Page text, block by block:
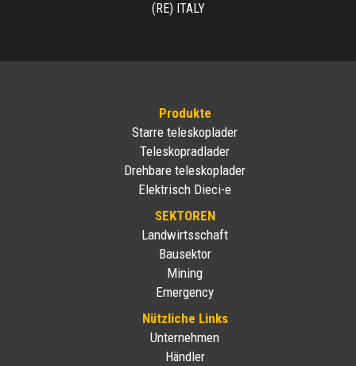
(RE) ITALY
Produkte
Starre teleskoplader
Teleskopradlader
Drehbare teleskoplader
Elektrisch Dieci-e
SEKTOREN
Landwirtsschaft
Bausektor
Mining
Emergency
Nützliche Links
Unternehmen
Händler